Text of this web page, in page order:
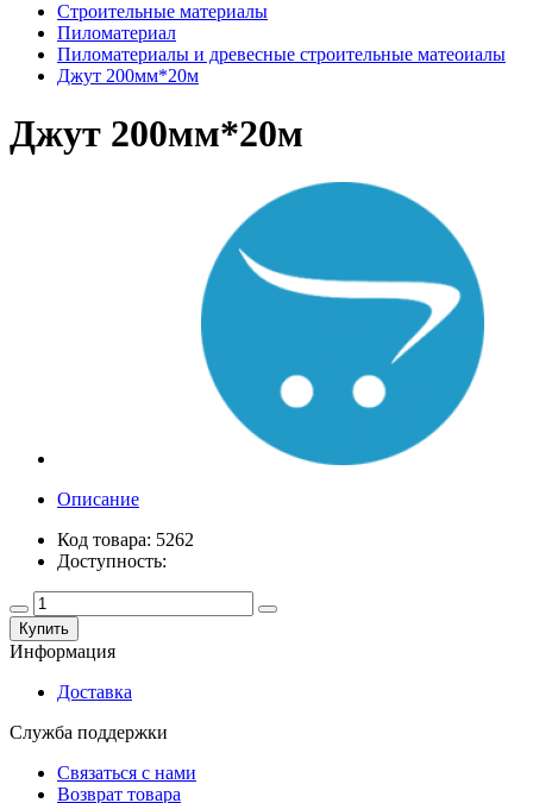
Строительные материалы
Пиломатериал
Пиломатериалы и древесные строительные матеоиалы
Джут 200мм*20м
Джут 200мм*20м
Описание
Код товара: 5262
Доступность:
Купить
Информация
Доставка
Служба поддержки
Связаться с нами
Возврат товара